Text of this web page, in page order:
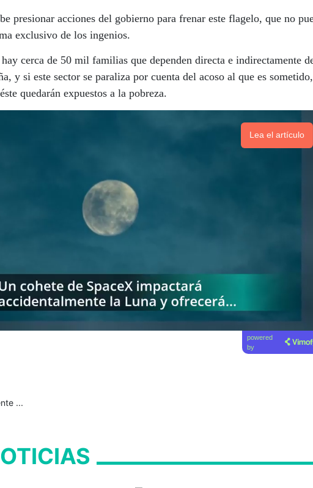
presionar acciones del gobierno para frenar este flagelo, que no
exclusivo de los ingenios.
cerca de 50 mil familias que dependen directa e indirectamente
y si este sector se paraliza por cuenta del acoso al que es sometido,
quedarán expuestos a la pobreza.
Lea el artículo
powered
by
...